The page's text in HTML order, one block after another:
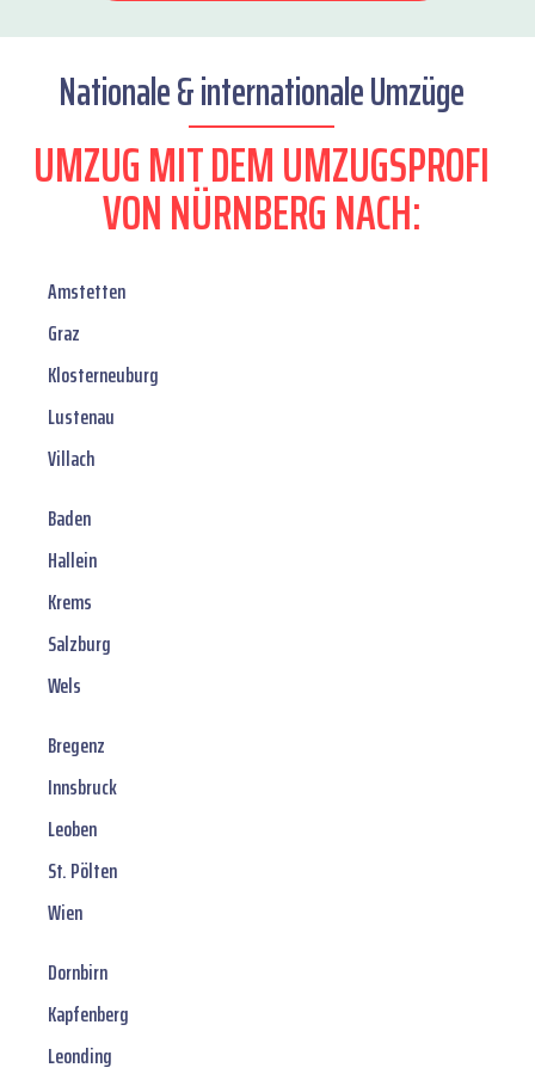
Nationale & internationale Umzüge
UMZUG MIT DEM UMZUGSPROFI
VON NÜRNBERG NACH:
Amstetten
Graz
Klosterneuburg
Lustenau
Villach
Baden
Hallein
Krems
Salzburg
Wels
Bregenz
Innsbruck
Leoben
St. Pölten
Wien
Dornbirn
Kapfenberg
Leonding